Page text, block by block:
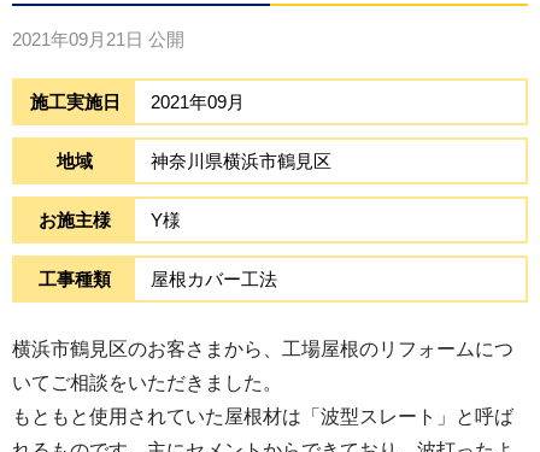
2021年09月21日 公開
施工実施日 2021年09月
地域 神奈川県横浜市鶴見区
お施主様 Y様
工事種類 屋根カバー工法
横浜市鶴見区のお客さまから、工場屋根のリフォームにつ
いてご相談をいただきました。
もともと使用されていた屋根材は「波型スレート」と呼ば